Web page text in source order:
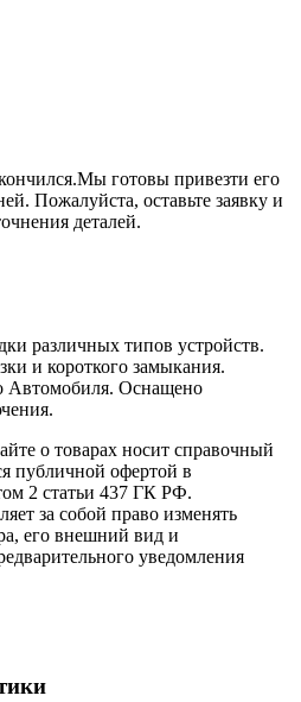
готовы привезти его
Пожалуйста, оставьте заявку и
деталей.
различных типов устройств.
и короткого замыкания.
Автомобиля. Оснащено
о товарах носит справочный
публичной офертой в
2 статьи 437 ГК РФ.
за собой право изменять
его внешний вид и
уведомления